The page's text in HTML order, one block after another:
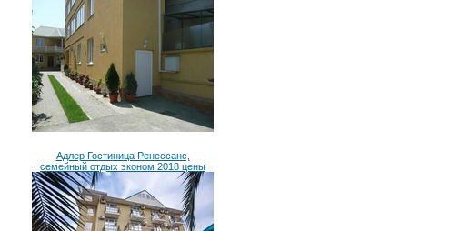
Адлер Гостиница Ренессанс,
семейный отдых эконом 2018 цены